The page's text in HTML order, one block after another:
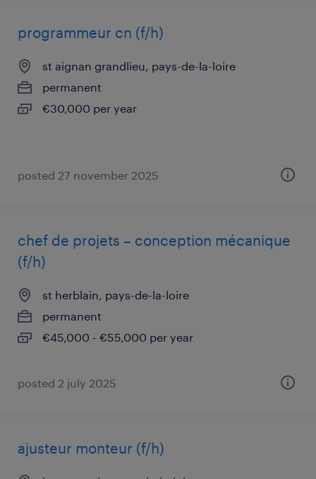
programmeur cn (f/h)
st aignan grandlieu, pays-de-la-loire
permanent
€30,000 per year
posted 27 november 2025
chef de projets – conception mécanique
(f/h)
st herblain, pays-de-la-loire
permanent
€45,000 - €55,000 per year
posted 2 july 2025
ajusteur monteur (f/h)